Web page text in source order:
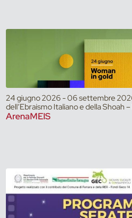
24 giugno 2026 - 06 settembre
dell’Ebraismo Italiano e della Shoah
ArenaMEIS